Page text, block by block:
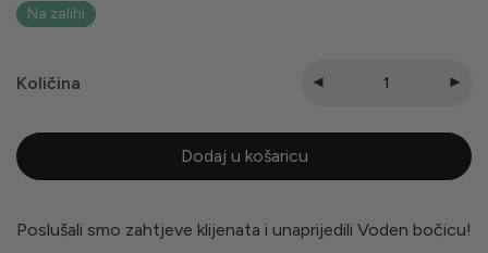
Na zalihi
Količina
Dodaj u košaricu
Poslušali smo zahtjeve klijenata i unaprijedili Voden bočicu!